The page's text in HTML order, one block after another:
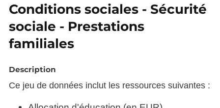
Conditions sociales - Sécurité
sociale - Prestations
familiales
Description
Ce jeu de données inclut les ressources suivantes :